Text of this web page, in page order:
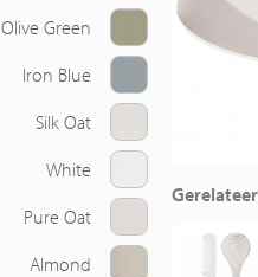
Olive Green
Iron Blue
Silk Oat
White
Pure Oat
Almond